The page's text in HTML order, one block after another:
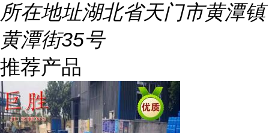
所在地址湖北省天门市黄潭镇
黄潭街35号
推荐产品